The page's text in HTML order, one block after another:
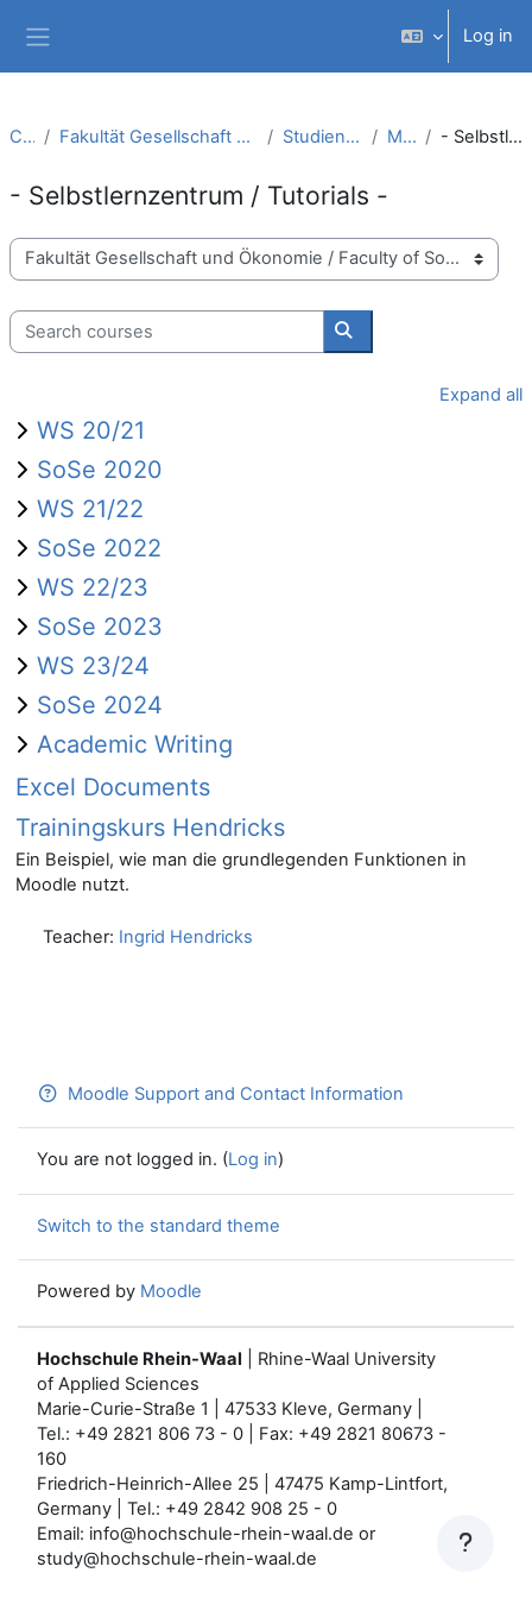
Log in
Courses Fakultät Gesellschaft und Ökonomie / Faculty of Society and Economics Studiengänge / Study Courses Metacourses - Selbstlernzentrum / Tutorials -
- Selbstlernzentrum / Tutorials -
Course categories
Search courses
Search courses
Expand all
WS 20/21
SoSe 2020
WS 21/22
SoSe 2022
WS 22/23
SoSe 2023
WS 23/24
SoSe 2024
Academic Writing
Excel Documents
Trainingskurs Hendricks
Ein Beispiel, wie man die grundlegenden Funktionen in
Moodle nutzt.
Teacher: Ingrid Hendricks
Moodle Support and Contact Information
You are not logged in. (Log in)
Switch to the standard theme
Powered by Moodle
Hochschule Rhein-Waal | Rhine-Waal University
of Applied Sciences
Marie-Curie-Straße 1 | 47533 Kleve, Germany |
Tel.: +49 2821 806 73 - 0 | Fax: +49 2821 80673 -
160
Friedrich-Heinrich-Allee 25 | 47475 Kamp-Lintfort,
Germany | Tel.: +49 2842 908 25 - 0
Email: info@hochschule-rhein-waal.de or
study@hochschule-rhein-waal.de